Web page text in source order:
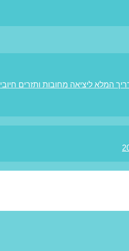
המלא ליציאה מחובות ותזרים חיובי